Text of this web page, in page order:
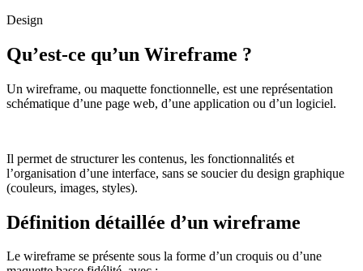
Design
Qu’est-ce qu’un Wireframe ?
Un wireframe, ou maquette fonctionnelle, est une représentation
schématique d’une page web, d’une application ou d’un logiciel.
Il permet de structurer les contenus, les fonctionnalités et
l’organisation d’une interface, sans se soucier du design graphique
(couleurs, images, styles).
Définition détaillée d’un wireframe
Le wireframe se présente sous la forme d’un croquis ou d’une